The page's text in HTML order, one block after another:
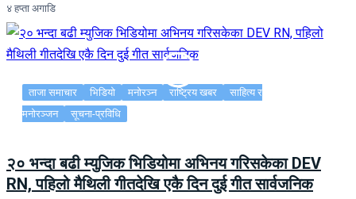
४ हप्ता अगाडि
ताजा समाचार भिडियो मनोरञ्न राष्ट्रिय खबर
साहित्य र
मनोरञ्जन
सूचना-प्रविधि
२० भन्दा बढी म्युजिक भिडियोमा अभिनय गरिसकेका DEV
RN, पहिलो मैथिली गीतदेखि एकै दिन दुई गीत सार्वजनिक